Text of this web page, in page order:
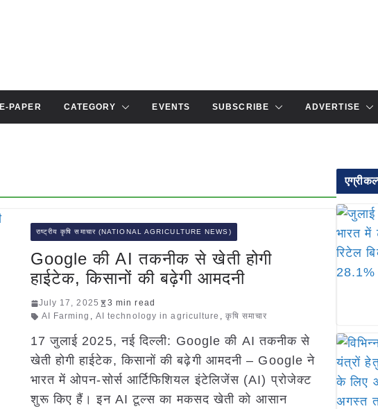
E-PAPER CATEGORY EVENTS SUBSCRIBE ADVERTISE
राष्ट्रीय कृषि समाचार (NATIONAL AGRICULTURE NEWS)
Google की AI तकनीक से खेती होगी
हाईटेक, किसानों की बढ़ेगी आमदनी
July 17, 2025
3 min read
AI Farming , AI technology in agriculture , कृषि समाचार
17 जुलाई 2025, नई दिल्ली: Google की AI तकनीक से
खेती होगी हाईटेक, किसानों की बढ़ेगी आमदनी – Google ने
भारत में ओपन-सोर्स आर्टिफिशियल इंटेलिजेंस (AI) प्रोजेक्ट
शुरू किए हैं। इन AI टूल्स का मकसद खेती को आसान